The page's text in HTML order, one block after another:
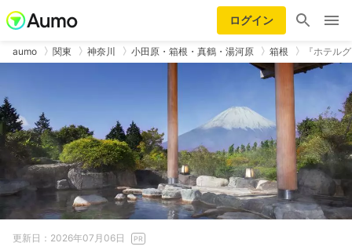
ログイン
aumo 関東 神奈川 小田原・箱根・真鶴・湯河原 箱根 『ホテル
更新日：2026年07月06日